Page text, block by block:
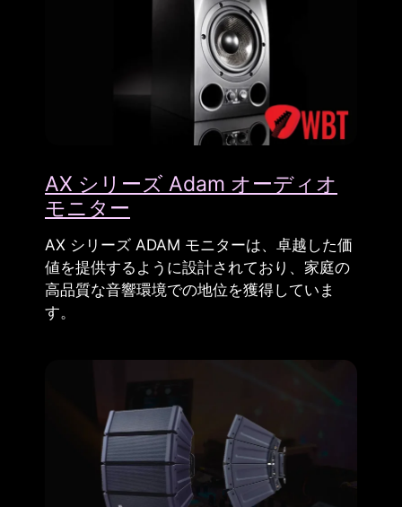
AX シリーズ Adam オーディオ
モニター
AX シリーズ ADAM モニターは、卓越した価
値を提供するように設計されており、家庭の
高品質な音響環境での地位を獲得していま
す。